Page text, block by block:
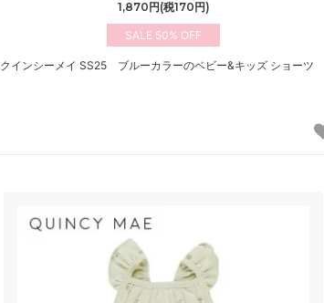
1,870円(税170円)
50%
クインシーメイ SS25 ブルーカラーのベビー&キッズ ショーツ